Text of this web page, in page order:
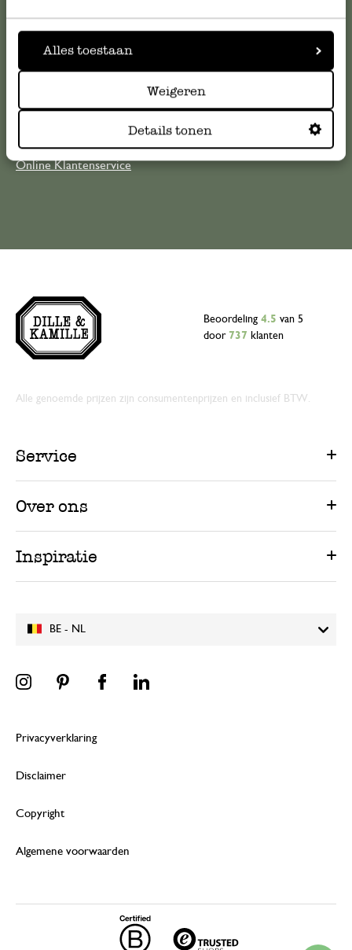
Alles toestaan
Weigeren
Details tonen
Voor vragen, tips of hulp kun je contact opnemen met onze
klantenservice. Of bekijk hier het antwoord op de
meestgestelde vragen
Online Klantenservice
BE - NL
Beoordeling 4.5 van 5
door 737 klanten
Alle genoemde prijzen zijn consumentenprijzen en inclusief BTW.
Service
Over ons
Inspiratie
Privacyverklaring
Disclaimer
Copyright
Algemene voorwaarden